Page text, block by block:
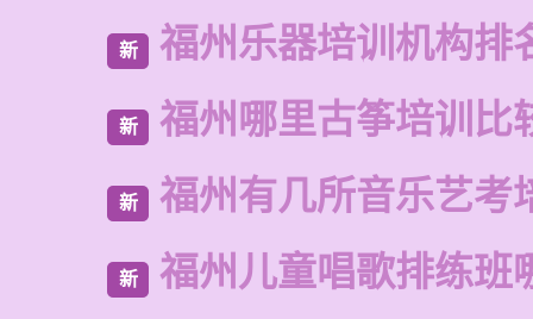
新 福州乐器培训机构排
新 福州哪里古筝培训比
新 福州有几所音乐艺考
新 福州儿童唱歌排练班